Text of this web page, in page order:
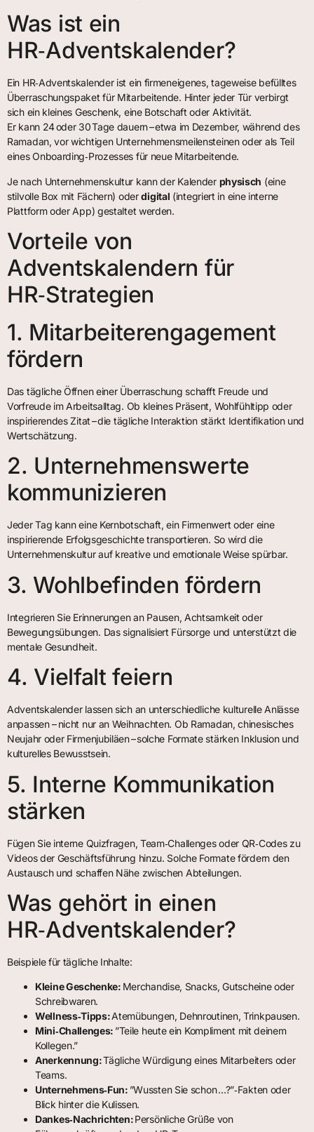
Was ist ein
HR‑Adventskalender?
Ein HR‑Adventskalender ist ein firmeneigenes, tageweise befülltes
Überraschungspaket für Mitarbeitende. Hinter jeder Tür verbirgt
sich ein kleines Geschenk, eine Botschaft oder Aktivität.
Er kann 24 oder 30 Tage dauern – etwa im Dezember, während des
Ramadan, vor wichtigen Unternehmensmeilensteinen oder als Teil
eines Onboarding‑Prozesses für neue Mitarbeitende.
Je nach Unternehmenskultur kann der Kalender physisch (eine
stilvolle Box mit Fächern) oderdigital (integriert in eine interne
Plattform oder App) gestaltet werden.
Vorteile von
Adventskalendern für
HR‑Strategien
1. Mitarbeiterengagement
fördern
Das tägliche Öffnen einer Überraschung schafft Freude und
Vorfreude im Arbeitsalltag. Ob kleines Präsent, Wohlfühltipp oder
inspirierendes Zitat – die tägliche Interaktion stärkt Identifikation und
Wertschätzung.
2. Unternehmenswerte
kommunizieren
Jeder Tag kann eine Kernbotschaft, ein Firmenwert oder eine
inspirierende Erfolgsgeschichte transportieren. So wird die
Unternehmenskultur auf kreative und emotionale Weise spürbar.
3. Wohlbefinden fördern
Integrieren Sie Erinnerungen an Pausen, Achtsamkeit oder
Bewegungsübungen. Das signalisiert Fürsorge und unterstützt die
mentale Gesundheit.
4. Vielfalt feiern
Adventskalender lassen sich an unterschiedliche kulturelle Anlässe
anpassen – nicht nur an Weihnachten. Ob Ramadan, chinesisches
Neujahr oder Firmenjubiläen – solche Formate stärken Inklusion und
kulturelles Bewusstsein.
5. Interne Kommunikation
stärken
Fügen Sie interne Quizfragen, Team‑Challenges oder QR‑Codes zu
Videos der Geschäftsführung hinzu. Solche Formate fördern den
Austausch und schaffen Nähe zwischen Abteilungen.
Was gehört in einen
HR‑Adventskalender?
Beispiele für tägliche Inhalte:
Kleine Geschenke: Merchandise, Snacks, Gutscheine oder
Schreibwaren.
Wellness‑Tipps:Atemübungen, Dehnroutinen, Trinkpausen.
Mini‑Challenges: ”Teile heute ein Kompliment mit deinem
Kollegen.”
Anerkennung:Tägliche Würdigung eines Mitarbeiters oder
Teams.
Unternehmens‑Fun: ”Wussten Sie schon …?”‑Fakten oder
Blick hinter die Kulissen.
Dankes‑Nachrichten:Persönliche Grüße von